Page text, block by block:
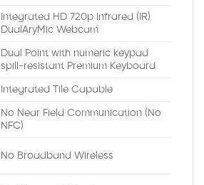
Integrated HD 720p Infrared (IR)
DualAryMic Webcam
Dual Point with numeric keypad
spill-resistant Premium Keyboard
Integrated Tile Capable
No Near Field Communication (No
NFC)
No Broadband Wireless